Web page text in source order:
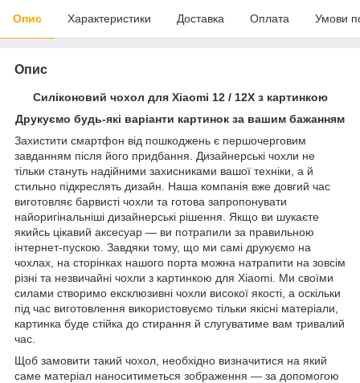
Опис Характеристики Доставка Оплата Умови
Опис
Силіконовий чохол для Xiaomi 12 / 12X з картинкою
Друкуємо будь-які варіанти картинок за вашим бажанням
Захистити смартфон від пошкоджень є першочерговим
завданням після його придбання. Дизайнерські чохли не
тільки стануть надійними захисниками вашої техніки, а й
стильно підкреслять дизайн. Наша компанія вже довгий час
виготовляє барвисті чохли та готова запропонувати
найоригінальніші дизайнерські рішення. Якщо ви шукаєте
якийсь цікавий аксесуар — ви потрапили за правильною
інтернет-пускою. Завдяки тому, що ми самі друкуємо на
чохлах, на сторінках нашого порта можна натрапити на зовсім
різні та незвичайні чохли з картинкою для Xiaomi. Ми своїми
силами створимо ексклюзивні чохли високої якості, а оскільки
під час виготовлення використовуємо тільки якісні матеріали,
картинка буде стійка до стирання й слугуватиме вам тривалий
час.
Щоб замовити такий чохол, необхідно визначитися на який
саме матеріал наноситиметься зображення — за допомогою